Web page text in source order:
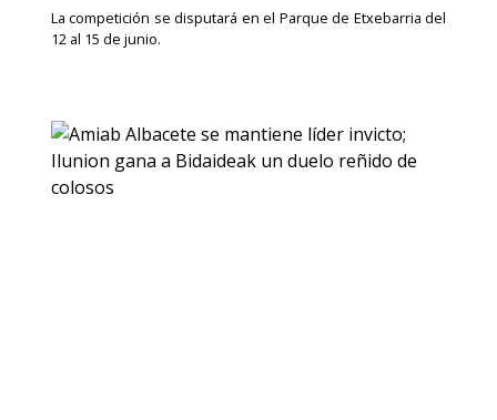
La competición se disputará en el Parque de Etxebarria del
12 al 15 de junio.